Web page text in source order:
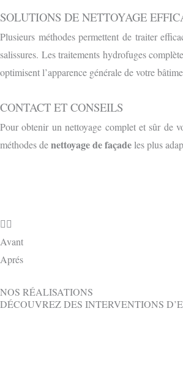
SOLUTIONS DE NETTOYAGE
Plusieurs méthodes permettent de traiter
salissures. Les traitements hydrofuges
optimisent l’apparence générale de votre
CONTACT ET CONSEILS
Pour obtenir un nettoyage complet et sûr de
méthodes denettoyage de façadeles plus
Avant
Aprés
NOS RÉALISATIONS
DÉCOUVREZ DES INTERVENTIONS